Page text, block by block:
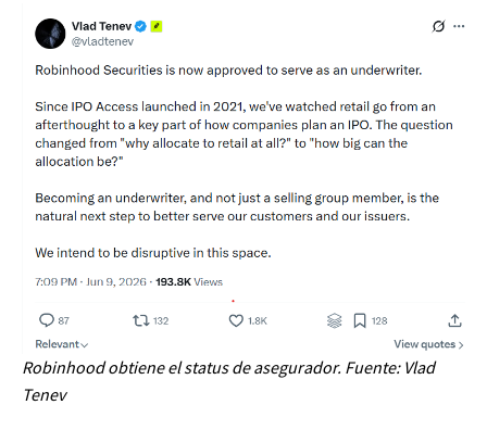
Robinhood obtiene el status de asegurador. Fuente: Vlad
Tenev